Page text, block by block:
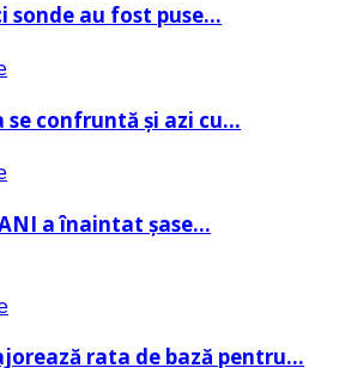
sonde au fost puse…
se confruntă și azi cu…
a înaintat șase…
rata de bază pentru…